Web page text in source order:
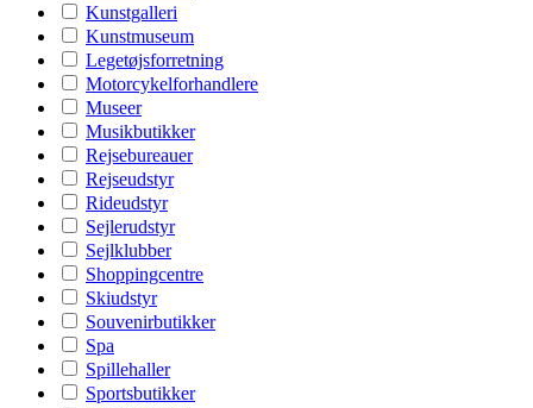
Kunstgalleri
Kunstmuseum
Legetøjsforretning
Motorcykelforhandlere
Museer
Musikbutikker
Rejsebureauer
Rejseudstyr
Rideudstyr
Sejlerudstyr
Sejlklubber
Shoppingcentre
Skiudstyr
Souvenirbutikker
Spa
Spillehaller
Sportsbutikker